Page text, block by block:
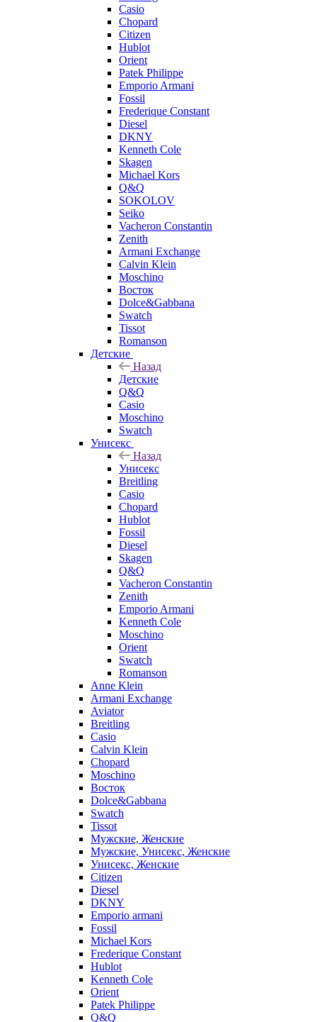
Casio
Chopard
Citizen
Hublot
Orient
Patek Philippe
Emporio Armani
Fossil
Frederique Constant
Diesel
DKNY
Kenneth Cole
Skagen
Michael Kors
Q&Q
SOKOLOV
Seiko
Vacheron Constantin
Zenith
Armani Exchange
Calvin Klein
Moschino
Восток
Dolce&Gabbana
Swatch
Tissot
Romanson
Детские
Назад
Детские
Q&Q
Casio
Moschino
Swatch
Унисекс
Назад
Унисекс
Breitling
Casio
Chopard
Hublot
Fossil
Diesel
Skagen
Q&Q
Vacheron Constantin
Zenith
Emporio Armani
Kenneth Cole
Moschino
Orient
Swatch
Romanson
Anne Klein
Armani Exchange
Aviator
Breitling
Casio
Calvin Klein
Chopard
Moschino
Восток
Dolce&Gabbana
Swatch
Tissot
Мужские, Женские
Мужские, Унисекс, Женские
Унисекс, Женские
Citizen
Diesel
DKNY
Emporio armani
Fossil
Michael Kors
Frederique Constant
Hublot
Kenneth Cole
Orient
Patek Philippe
Q&Q